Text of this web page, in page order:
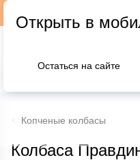
Копченые колбасы
Колбаса
Открыть в
Остаться на сайте